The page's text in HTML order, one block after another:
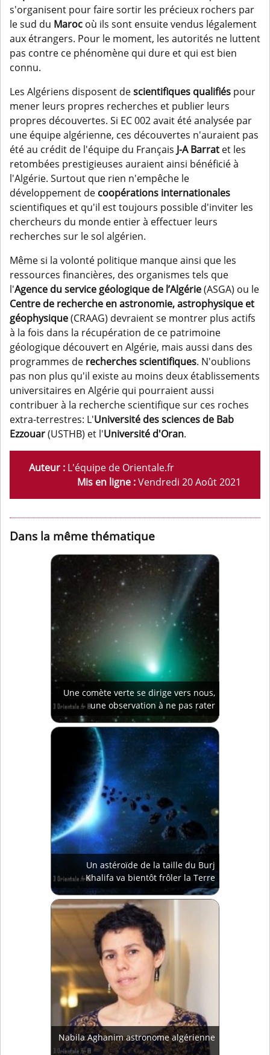
s'organisent pour faire sortir les précieux rochers par
le sud du Maroc où ils sont ensuite vendus légalement
aux étrangers. Pour le moment, les autorités ne luttent
pas contre ce phénomène qui dure et qui est bien
connu.
Les Algériens disposent descientifiques qualifiés pour
mener leurs propres recherches et publier leurs
propres découvertes. Si EC 002 avait été analysée par
une équipe algérienne, ces découvertes n'auraient pas
été au crédit de l'équipe du Français J-A Barrat et les
retombées prestigieuses auraient ainsi bénéficié à
l'Algérie. Surtout que rien n'empêche le
développement de coopérations internationales
scientifiques et qu'il est toujours possible d'inviter les
chercheurs du monde entier à effectuer leurs
recherches sur le sol algérien.
Même si la volonté politique manque ainsi que les
ressources financières, des organismes tels que
l'Agence du service géologique de l’Algérie(ASGA) ou le
Centre de recherche en astronomie, astrophysique et
géophysique(CRAAG) devraient se montrer plus actifs
à la fois dans la récupération de ce patrimoine
géologique découvert en Algérie, mais aussi dans des
programmes de recherches scientifiques. N'oublions
pas non plus qu'il existe au moins deux établissements
universitaires en Algérie qui pourraient aussi
contribuer à la recherche scientifique sur ces roches
extra-terrestres: L'Université des sciences de Bab
Ezzouar(USTHB) et l'Université d'Oran.
Auteur : L'équipe de Orientale.fr
Mis en ligne :Vendredi 20 Août 2021
Dans la même thématique
Une comète verte se dirige vers nous,
une observation à ne pas rater
Un astéroïde de la taille du Burj
Khalifa va bientôt frôler la Terre
Nabila Aghanim astronome algérienne